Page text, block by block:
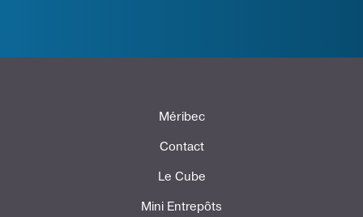
Méribec
Contact
Le Cube
Mini Entrepôts